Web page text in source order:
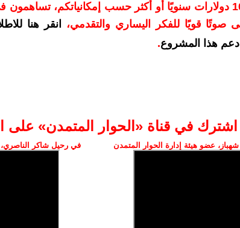
بدعمكم بمبلغ 10 دولارات سنويًا أو أكثر حسب إمكانياتكم،
صوتًا قويًا للفكر اليساري والتقدمي،
انقر هنا
هذا المشروع.
اشترك في قناة ‫«الحوار المتمدن» على
عضو هيئة إدارة الحوار المتمدن في رحيل شاكر